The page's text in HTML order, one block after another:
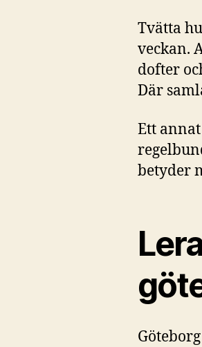
Tvätta
veckan.
dofter
Där
Ett
betyder